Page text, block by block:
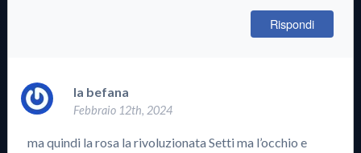
Rispondi
la befana
Febbraio 12th, 2024
ma quindi la rosa la rivoluzionata Setti ma l’occhio e